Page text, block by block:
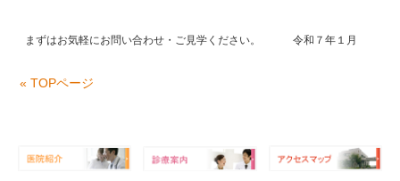
まずはお気軽にお問い合わせ・ご見学ください。　　　令和７年１月
« TOPページ